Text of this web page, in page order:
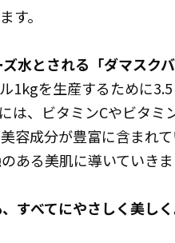
す。
水とされる「ダマスク
1kgを生産するために
は、ビタミンCやビタミ
容成分が豊富に含まれ
ある美肌に導いていきま
すべてにやさしく美し